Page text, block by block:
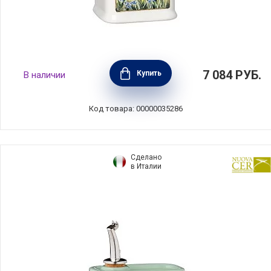
Бутылка для масла LAVENDER 250 мл,
керамика, Nuova Cer, Италия, 9503-OFR
В наличии Купить 7 084 РУБ.
Код товара: 00000035286
Сделано
в Италии